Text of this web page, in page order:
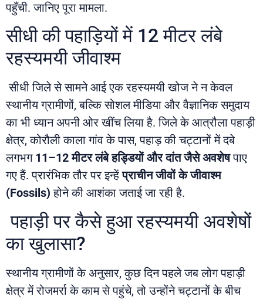
पहुँची. जानिए पूरा मामला.
सीधी की पहाड़ियों में 12 मीटर लंबे
रहस्यमयी जीवाश्म
सीधी जिले से सामने आई एक रहस्यमयी खोज ने न केवल
स्थानीय ग्रामीणों, बल्कि सोशल मीडिया और वैज्ञानिक समुदाय
का भी ध्यान अपनी ओर खींच लिया है. जिले के आत्रौला पहाड़ी
क्षेत्र, कोरौली काला गांव के पास, पहाड़ की चट्टानों में दबे
लगभग 11–12 मीटर लंबे हड्डियों और दांत जैसे अवशेषपाए
गए हैं. प्रारंभिक तौर पर इन्हेंप्राचीन जीवों के जीवाश्म
(Fossils) होने की आशंका जताई जा रही है.
पहाड़ी पर कैसे हुआ रहस्यमयी अवशेषों
का खुलासा?
स्थानीय ग्रामीणों के अनुसार, कुछ दिन पहले जब लोग पहाड़ी
क्षेत्र में रोजमर्रा के काम से पहुंचे, तो उन्होंने चट्टानों के बीच